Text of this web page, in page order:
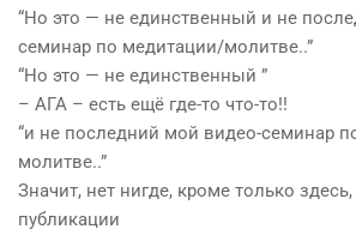
“Но это — не единственный и не
семинар по медитации/молитве..”
“Но это — не единственный ”
– АГА – есть ещё где-то что-то!!
“и не последний мой видео-семинар
молитве..”
Значит, нет нигде, кроме только
публикации